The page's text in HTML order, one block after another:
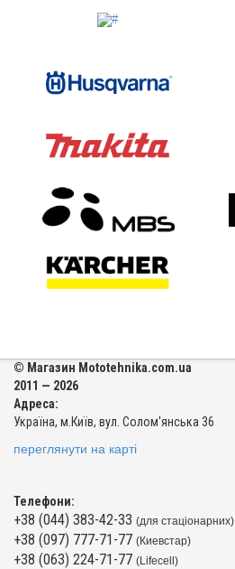
© Магазин Mototehnika.com.ua
2011 — 2026
Адреса:
Україна, м.Київ, вул. Солом'янська 36
переглянути на карті
Телефони:
+38 (044) 383-42-33 (для стаціонарних)
+38 (097) 777-71-77 (Киевстар)
+38 (063) 224-71-77 (Lifecell)